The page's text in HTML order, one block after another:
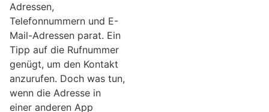
Adressen,
Telefonnummern und E-
Mail-Adressen parat. Ein
Tipp auf die Rufnummer
genügt, um den Kontakt
anzurufen. Doch was tun,
wenn die Adresse in
einer anderen App